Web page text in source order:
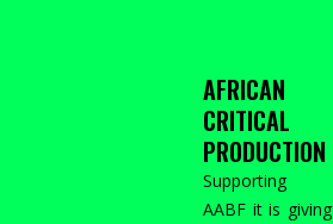
AFRICAN
CRITICAL
PRODUCTION
Supporting
AABF it is giving